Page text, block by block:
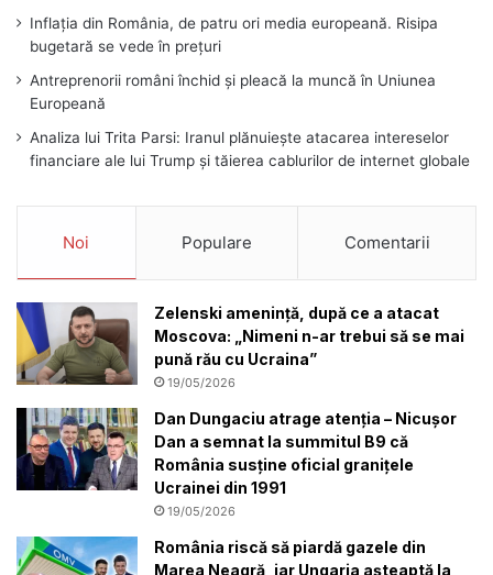
Inflația din România, de patru ori media europeană. Risipa
bugetară se vede în prețuri
Antreprenorii români închid și pleacă la muncă în Uniunea
Europeană
Analiza lui Trita Parsi: Iranul plănuiește atacarea intereselor
financiare ale lui Trump și tăierea cablurilor de internet globale
Noi Populare Comentarii
Zelenski amenință, după ce a atacat
Moscova: „Nimeni n-ar trebui să se mai
pună rău cu Ucraina”
19/05/2026
Dan Dungaciu atrage atenția – Nicușor
Dan a semnat la summitul B9 că
România susține oficial granițele
Ucrainei din 1991
19/05/2026
România riscă să piardă gazele din
Marea Neagră, iar Ungaria așteaptă la